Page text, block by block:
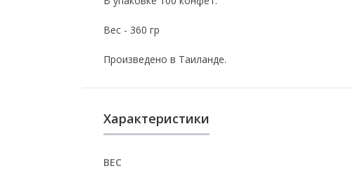
Вес - 360 гр
Произведено в Таиланде.
Характеристики
ВЕС